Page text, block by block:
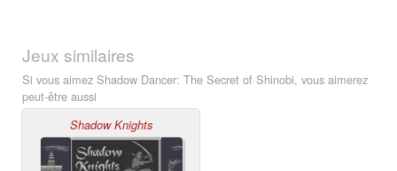
Jeux similaires
Si vous aimez Shadow Dancer: The Secret of Shinobi, vous aimerez
peut-être aussi
Shadow Knights